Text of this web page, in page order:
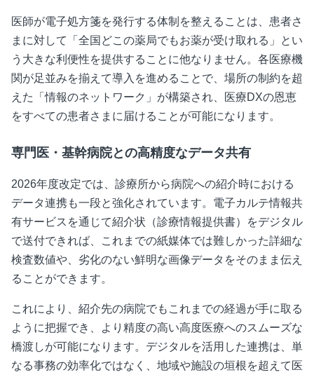
医師が電子処方箋を発行する体制を整えることは、患者さ
まに対して「全国どこの薬局でもお薬が受け取れる」とい
う大きな利便性を提供することに他なりません。各医療機
関が足並みを揃えて導入を進めることで、場所の制約を超
えた「情報のネットワーク」が構築され、医療DXの恩恵
をすべての患者さまに届けることが可能になります。
専門医・基幹病院との高精度なデータ共有
2026年度改定では、診療所から病院への紹介時における
データ連携も一段と強化されています。電子カルテ情報共
有サービスを通じて紹介状（診療情報提供書）をデジタル
で送付できれば、これまでの紙媒体では難しかった詳細な
検査数値や、劣化のない鮮明な画像データをそのまま伝え
ることができます。
これにより、紹介先の病院でもこれまでの経過が手に取る
ように把握でき、より精度の高い高度医療へのスムーズな
橋渡しが可能になります。デジタルを活用した連携は、単
なる事務の効率化ではなく、地域や施設の垣根を超えて医